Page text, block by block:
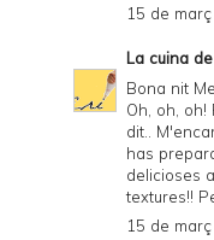
15 de
La cuina
Bona nit
Oh, oh,
dit..
has
delicioses
textures!!
15 de